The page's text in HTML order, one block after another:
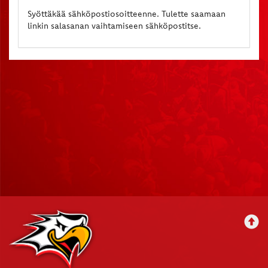
Syöttäkää sähköpostiosoitteenne. Tulette saamaan
linkin salasanan vaihtamiseen sähköpostitse.